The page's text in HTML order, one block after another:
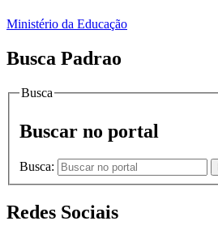
Ministério da Educação
Busca Padrao
Busca
Buscar no portal
Busca:
Redes Sociais